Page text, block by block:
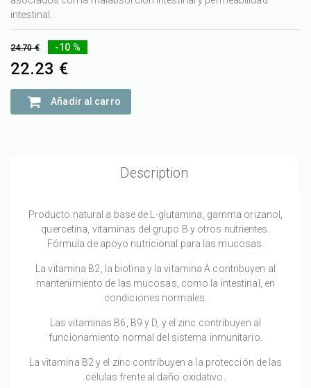
intestinal.
24.70 € -10 %
22.23 €
Añadir al carro
Description
Producto natural a base de L-glutamina, gamma orizanol,
quercetina, vitaminas del grupo B y otros nutrientes.
Fórmula de apoyo nutricional para las mucosas.
La vitamina B2, la biotina y la vitamina A contribuyen al
mantenimiento de las mucosas, como la intestinal, en
condiciones normales.
Las vitaminas B6, B9 y D, y el zinc contribuyen al
funcionamiento normal del sistema inmunitario.
La vitamina B2 y el zinc contribuyen a la protección de las
células frente al daño oxidativo.